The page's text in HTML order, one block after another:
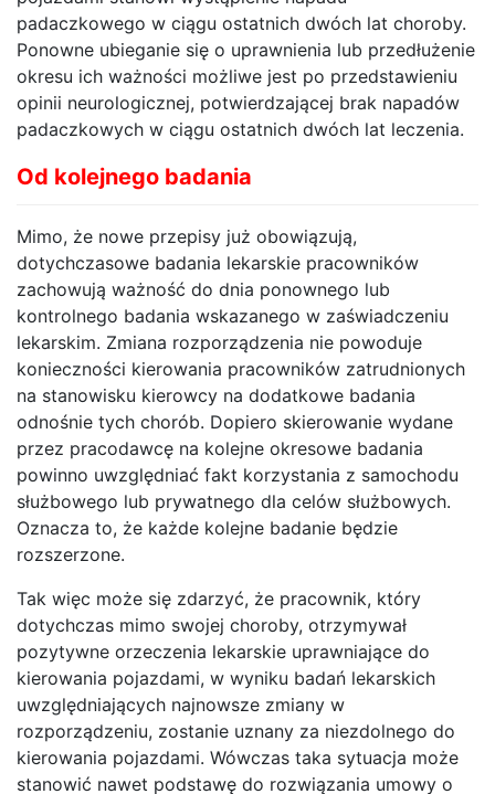
padaczkowego w ciągu ostatnich dwóch lat choroby.
Ponowne ubieganie się o uprawnienia lub przedłużenie
okresu ich ważności możliwe jest po przedstawieniu
opinii neurologicznej, potwierdzającej brak napadów
padaczkowych w ciągu ostatnich dwóch lat leczenia.
Od kolejnego badania
Mimo, że nowe przepisy już obowiązują,
dotychczasowe badania lekarskie pracowników
zachowują ważność do dnia ponownego lub
kontrolnego badania wskazanego w zaświadczeniu
lekarskim. Zmiana rozporządzenia nie powoduje
konieczności kierowania pracowników zatrudnionych
na stanowisku kierowcy na dodatkowe badania
odnośnie tych chorób. Dopiero skierowanie wydane
przez pracodawcę na kolejne okresowe badania
powinno uwzględniać fakt korzystania z samochodu
służbowego lub prywatnego dla celów służbowych.
Oznacza to, że każde kolejne badanie będzie
rozszerzone.
Tak więc może się zdarzyć, że pracownik, który
dotychczas mimo swojej choroby, otrzymywał
pozytywne orzeczenia lekarskie uprawniające do
kierowania pojazdami, w wyniku badań lekarskich
uwzględniających najnowsze zmiany w
rozporządzeniu, zostanie uznany za niezdolnego do
kierowania pojazdami. Wówczas taka sytuacja może
stanowić nawet podstawę do rozwiązania umowy o